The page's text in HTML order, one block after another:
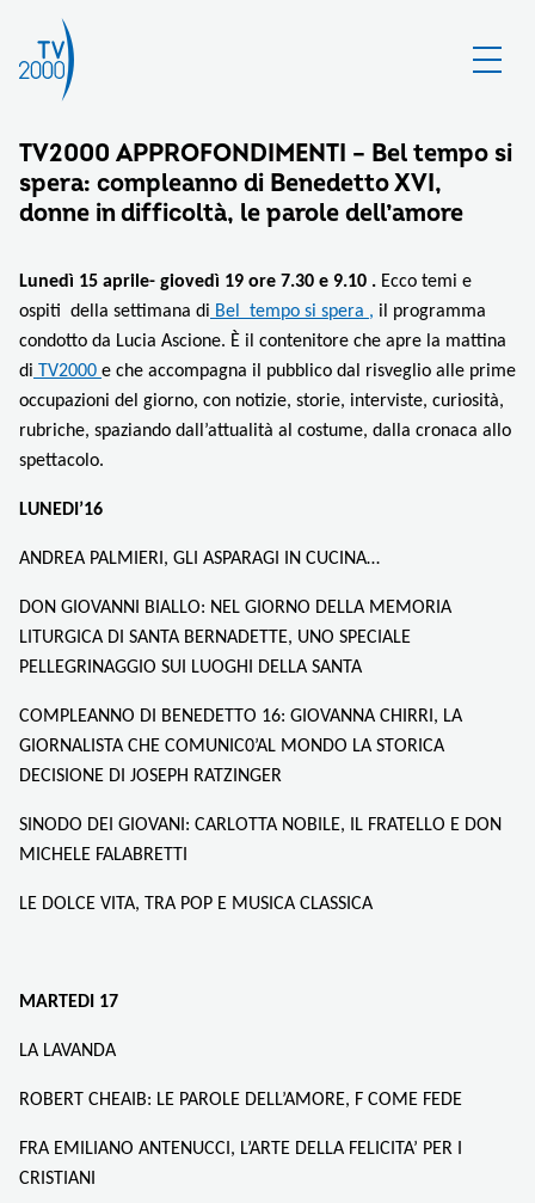
TV2000 APPROFONDIMENTI – Bel tempo si
spera: compleanno di Benedetto XVI,
donne in difficoltà, le parole dell’amore
Lunedì 15 aprile- giovedì 19 ore 7.30 e 9.10 . Ecco temi e
ospiti della settimana di Bel tempo si spera , il programma
condotto da Lucia Ascione. È il contenitore che apre la mattina
di TV2000 e che accompagna il pubblico dal risveglio alle prime
occupazioni del giorno, con notizie, storie, interviste, curiosità,
rubriche, spaziando dall’attualità al costume, dalla cronaca allo
spettacolo.
LUNEDI’16
ANDREA PALMIERI, GLI ASPARAGI IN CUCINA…
DON GIOVANNI BIALLO: NEL GIORNO DELLA MEMORIA
LITURGICA DI SANTA BERNADETTE, UNO SPECIALE
PELLEGRINAGGIO SUI LUOGHI DELLA SANTA
COMPLEANNO DI BENEDETTO 16: GIOVANNA CHIRRI, LA
GIORNALISTA CHE COMUNIC0’AL MONDO LA STORICA
DECISIONE DI JOSEPH RATZINGER
SINODO DEI GIOVANI: CARLOTTA NOBILE, IL FRATELLO E DON
MICHELE FALABRETTI
LE DOLCE VITA, TRA POP E MUSICA CLASSICA
MARTEDI 17
LA LAVANDA
ROBERT CHEAIB: LE PAROLE DELL’AMORE, F COME FEDE
FRA EMILIANO ANTENUCCI, L’ARTE DELLA FELICITA’ PER I
CRISTIANI